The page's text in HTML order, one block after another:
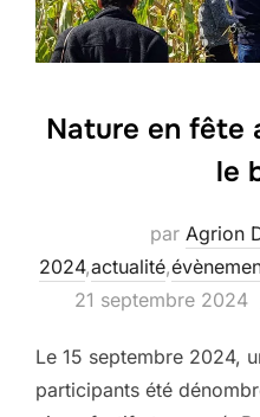
Nature en fête
le
par Agrion
2024,actualité,
21 septembre 2024
Le 15 septembre 2024,
participants été